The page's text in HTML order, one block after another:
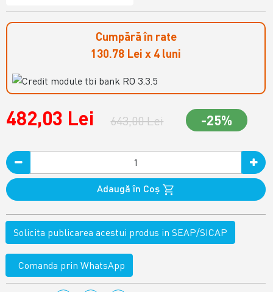
Cumpără în rate
130.78 Lei x 4 luni
482,03 Lei 643,00 Lei -25%
Adaugă în Coş
Solicita publicarea acestui produs in SEAP/SICAP
Comanda prin WhatsApp